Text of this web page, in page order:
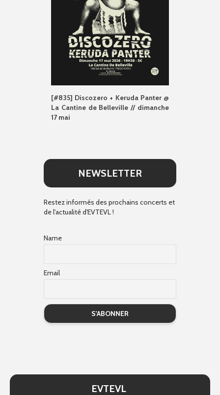
[#835] Discozero + Keruda Panter @
La Cantine de Belleville // dimanche
17 mai
NEWSLETTER
Restez informés des prochains concerts et
de l'actualité d'EVTEVL !
Name
Email
EVTEVL